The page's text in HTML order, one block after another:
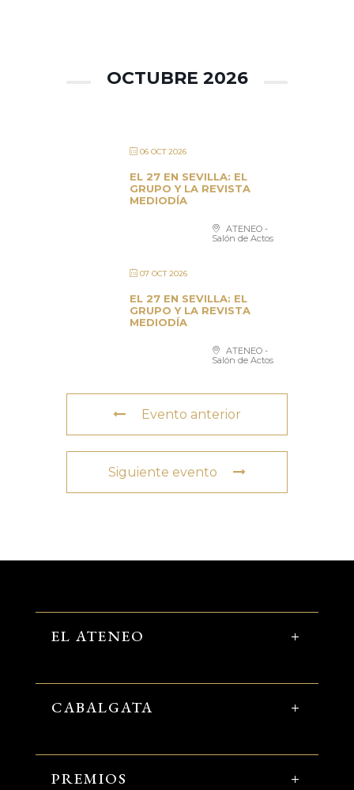
OCTUBRE 2026
06 OCT 2026
EL 27 EN SEVILLA: EL
GRUPO Y LA REVISTA
MEDIODÍA
ATENEO -
Salón de Actos
07 OCT 2026
EL 27 EN SEVILLA: EL
GRUPO Y LA REVISTA
MEDIODÍA
ATENEO -
Salón de Actos
Evento anterior
Siguiente evento
EL ATENEO
CABALGATA
PREMIOS